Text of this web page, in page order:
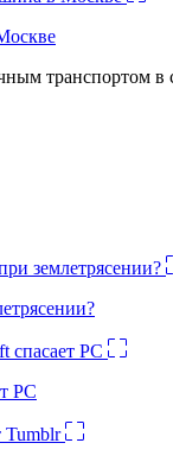
транспортом в
PC